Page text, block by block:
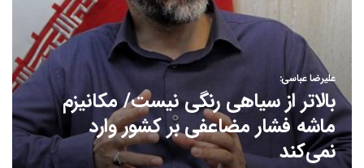
علیرضا عباسی:
بالاتر از سیاهی رنگی نیست/ مکانیزم
ماشه فشار مضاعفی بر کشور وارد
نمی‌کند